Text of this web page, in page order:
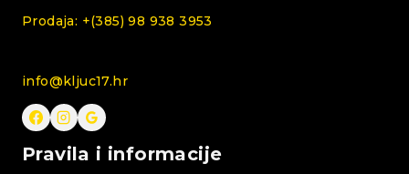
Prodaja: +(385) 98 938 3953
info@kljuc17.hr
Pravila i informacije